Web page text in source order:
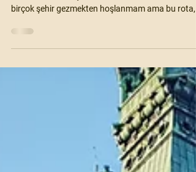
En son çıktığım Almanya gezimde kendime göre
planladığım gün sayısına tam olarak yetti.
Köln’de tamamlanan; arada Düsseldorf’a kısa ama
çok keyifli bir kaçamak yaptığım 6 günlük bir